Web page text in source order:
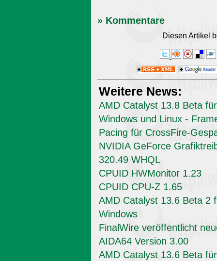
» Kommentare
Diesen Artikel
Weitere News:
AMD Catalyst 13.8 Beta für
Windows und Linux -
Pacing für CrossFire-
NVIDIA GeForce
320.49 WHQL
CPUID HWMonitor 1.23
CPUID CPU-Z 1.65
AMD Catalyst 13.6 Beta 2
Windows
FinalWire veröffentlicht
AIDA64 Version 3.00
AMD Catalyst 13.6 Beta für